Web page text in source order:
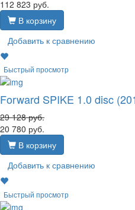
112 823 руб.
В корзину
Добавить к сравнению
Быстрый просмотр
Forward SPIKE 1.0 disc
29 128руб.
20 780 руб.
В корзину
Добавить к сравнению
Быстрый просмотр